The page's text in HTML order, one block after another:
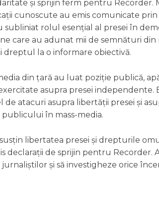
și sprijin ferm pentru Recorder.
cunoscute au emis comunicate prin
rolul esențial al presei în
care au adunat mii de semnături din
la o informare obiectivă.
din țară au luat poziție publică,
asupra presei independente.
atacuri asupra libertății presei și
în mass-media.
libertatea presei și drepturile
declarații de sprijin pentru Recorder.
și să investigheze orice